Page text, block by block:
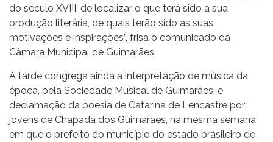
do século XVIII, de localizar o que terá sido a sua
produção literária, de quais terão sido as suas
motivações e inspirações”, frisa o comunicado da
Câmara Municipal de Guimarães.
A tarde congrega ainda a interpretação de música da
época, pela Sociedade Musical de Guimarães, e
declamação da poesia de Catarina de Lencastre por
jovens de Chapada dos Guimarães, na mesma semana
em que o prefeito do município do estado brasileiro de